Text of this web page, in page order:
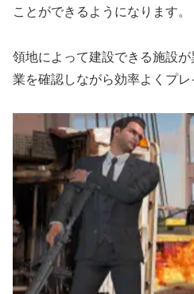
ことができるようになります。
領地によって建設できる施設
業を確認しながら効率よくプレ